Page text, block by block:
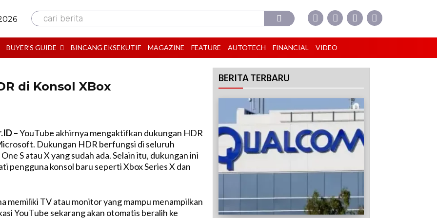
cari berita
BUYER’S GUIDE BINCANG EKSEKUTIF MAGAZINE FEATURE AUTOTECH FINANCIAL VIDEO
di Konsol XBox
–YouTube akhirnya mengaktifkan dukungan HDR
Dukungan HDR berfungsi di seluruh
S atau X yang sudah ada. Selain itu, dukungan ini
pengguna konsol baru seperti Xbox Series X dan
memiliki TV atau monitor yang mampu menampilkan
YouTube sekarang akan otomatis beralih ke
BERITA TERBARU